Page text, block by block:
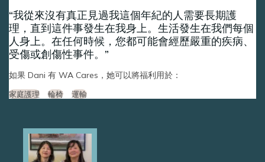
我從來沒有真正見過我這個年紀的人需要長期護
理，直到這件事發生在我身上。生活發生在我們每個
人身上。在任何時候，您都可能會經歷嚴重的疾病、
受傷或創傷性事件。
如果 Dani 有 WA Cares，她可以將福利用於：
家庭護理 輪椅 運輸
Image